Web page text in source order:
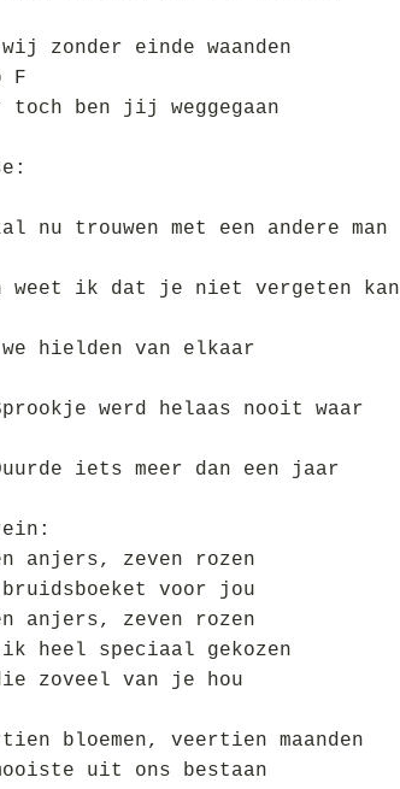
zonder einde waanden
F
toch ben jij weggegaan
nu trouwen met een andere man
weet ik dat je niet vergeten kan
we hielden van elkaar
werd helaas nooit waar
iets meer dan een jaar
anjers, zeven rozen
bruidsboeket voor jou
anjers, zeven rozen
ik heel speciaal gekozen
zoveel van je hou
bloemen, veertien maanden
uit ons bestaan